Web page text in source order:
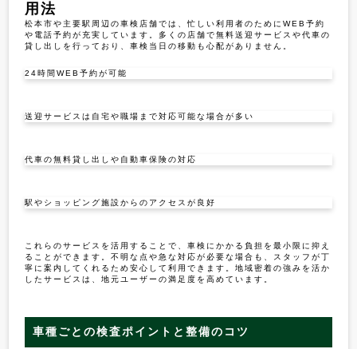
用法
松本市や主要駅周辺の車検店舗では、忙しい利用者のためにWEB予約
や電話予約が充実しています。多くの店舗で無料送迎サービスや代車の
貸し出しを行っており、車検当日の移動も心配がありません。
24時間WEB予約が可能
送迎サービスは自宅や職場まで対応可能な場合が多い
代車の無料貸し出しや自動車保険の対応
駅やショッピング施設からのアクセスが良好
これらのサービスを活用することで、車検にかかる負担を最小限に抑え
ることができます。不明な点や急な対応が必要な場合も、スタッフが丁
寧に案内してくれるため安心して利用できます。地域密着の強みを活か
したサービスは、地元ユーザーの満足度を高めています。
車種ごとの検査ポイントと整備のコツ